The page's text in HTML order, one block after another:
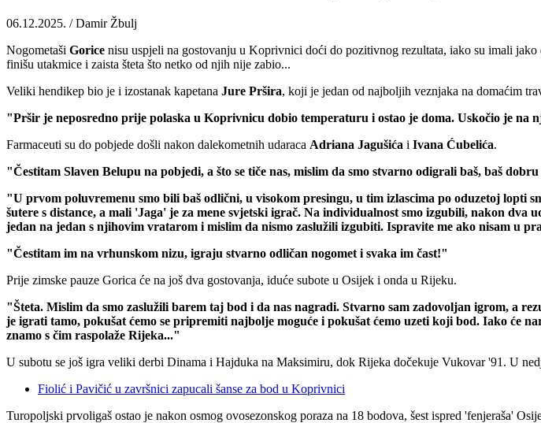
06.12.2025. / Damir Žbulj
Nogometaši Gorice nisu uspjeli na gostovanju u Koprivnici doći do pozitivnog rezultata, iako su imali
finišu utakmice i zaista šteta što netko od njih nije zabio...
Veliki hendikep bio je i izostanak kapetana Jure Pršira, koji je jedan od najboljih veznjaka na domaćim
"Pršir je neposredno prije polaska u Koprivnicu dobio temperaturu i ostao je doma. Uskočio je na
Farmaceuti su do pobjede došli nakon dalekometnih udaraca Adriana Jagušića i Ivana Ćubelića.
"Čestitam Slaven Belupu na pobjedi, a što se tiče nas, mislim da smo stvarno odigrali baš, baš
"U prvom poluvremenu smo bili baš odlični, u visokom presingu, u tim izlascima po oduzetoj
šutere s distance, a mali 'Jaga' je za mene svjetski igrač. Na individualnost smo izgubili, nakon
jedan na jedan s njihovim vratarom i mislim da nismo zaslužili izgubiti. Ispravite me ako nisam u
"Čestitam im na vrhunskom nizu, igraju stvarno odličan nogomet i svaka im čast!"
Prije zimske pauze Gorica će na još dva gostovanja, iduće subote u Osijek i onda u Rijeku.
"Šteta. Mislim da smo zaslužili barem taj bod i da nas nagradi. Stvarno sam zadovoljan igrom, a
je igrati tamo, pokušat ćemo se pripremiti najbolje moguće i pokušat ćemo uzeti koji bod. Iako će
znamo s čim raspolaže Rijeka..."
U subotu se još igra veliki derbi Dinama i Hajduka na Maksimiru, dok Rijeka dočekuje Vukovar '91. U
Fiolić i Pavičić u završnici zapucali šanse za bod u Koprivnici
Turopoljski prvoligaš ostao je nakon osmog ovosezonskog poraza na 18 bodova, šest ispred 'fenjeraša'